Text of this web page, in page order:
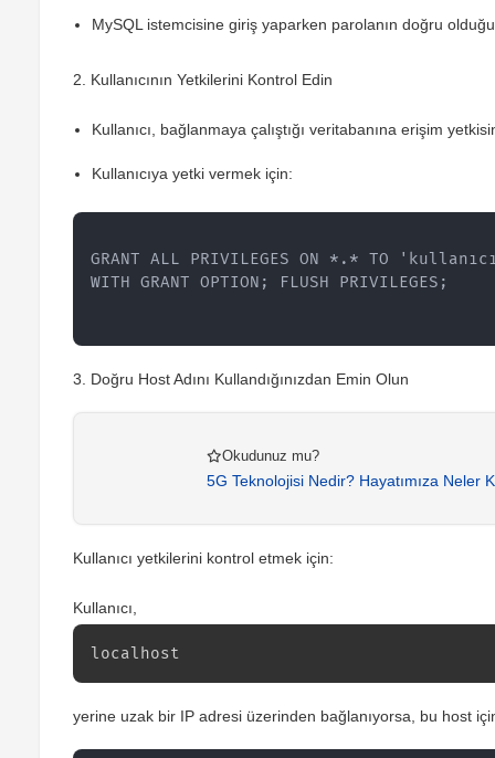
MySQL istemcisine giriş yaparken parolanın doğru
2. Kullanıcının Yetkilerini Kontrol Edin
Kullanıcı, bağlanmaya çalıştığı veritabanına erişim
Kullanıcıya yetki vermek için:
GRANT ALL PRIVILEGES ON *.* TO
WITH GRANT OPTION; FLUSH PRIVILEGES;
3. Doğru Host Adını Kullandığınızdan Emin Olun
Okudunuz mu?
5G Teknolojisi Nedir? Hayatımıza Neler
Kullanıcı yetkilerini kontrol etmek için:
Kullanıcı,
localhost
yerine uzak bir IP adresi üzerinden bağlanıyorsa, bu host